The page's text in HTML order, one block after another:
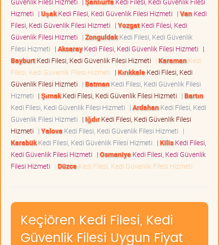
Hizmeti | UşakKedi Filesi, Kedi Güvenlik Filesi Hizmeti | VanKedi
Filesi, Kedi Güvenlik Filesi Hizmeti | YozgatKedi Filesi, Kedi
Güvenlik Filesi Hizmeti | ZonguldakKedi Filesi, Kedi Güvenlik
Filesi Hizmeti | AksarayKedi Filesi, Kedi Güvenlik Filesi Hizmeti |
BayburtKedi Filesi, Kedi Güvenlik Filesi Hizmeti | KaramanKedi
Filesi, Kedi Güvenlik Filesi Hizmeti | KırıkkaleKedi Filesi, Kedi
Güvenlik Filesi Hizmeti | BatmanKedi Filesi, Kedi Güvenlik Filesi
Hizmeti | ŞırnakKedi Filesi, Kedi Güvenlik Filesi Hizmeti | Bartın
Kedi Filesi, Kedi Güvenlik Filesi Hizmeti | ArdahanKedi Filesi, Kedi
Güvenlik Filesi Hizmeti | IğdırKedi Filesi, Kedi Güvenlik Filesi
Hizmeti | Yalova Kedi Filesi, Kedi Güvenlik Filesi Hizmeti |
KarabükKedi Filesi, Kedi Güvenlik Filesi Hizmeti | KilisKedi Filesi,
Kedi Güvenlik Filesi Hizmeti | OsmaniyeKedi Filesi, Kedi Güvenlik
Filesi Hizmeti | DüzceKedi Filesi, Kedi Güvenlik Filesi Hizmeti
Keçiören Kedi Filesi, Kedi
Güvenlik Filesi Uygun Fiyat